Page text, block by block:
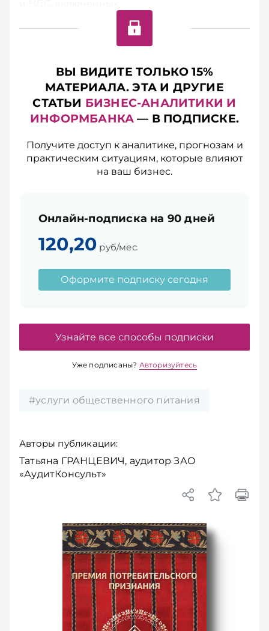
ВЫ ВИДИТЕ ТОЛЬКО 15%
МАТЕРИАЛА. ЭТА И ДРУГИЕ
СТАТЬИ БИЗНЕС-АНАЛИТИКИ И
ИНФОРМБАНКА — В ПОДПИСКЕ.
Получите доступ к аналитике, прогнозам и
практическим ситуациям, которые влияют
на ваш бизнес.
Онлайн-подписка на 90 дней
120,20 руб/мес
Оформите подписку сегодня
Узнайте все способы подписки
Уже подписаны? Авторизуйтесь
#услуги общественного питания
Авторы публикации:
Татьяна ГРАНЦЕВИЧ, аудитор ЗАО
«АудитКонсульт»